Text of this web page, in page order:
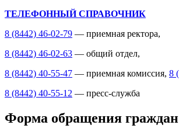
ТЕЛЕФОННЫЙ СПРАВОЧНИК
8 (8442) 46-02-79 — приемная ректора,
8 (8442) 46-02-63 — общий отдел,
8 (8442) 40-55-47 — приемная комиссия, 8
8 (8442) 40-55-12 — пресс-служба
Форма обращения граждан